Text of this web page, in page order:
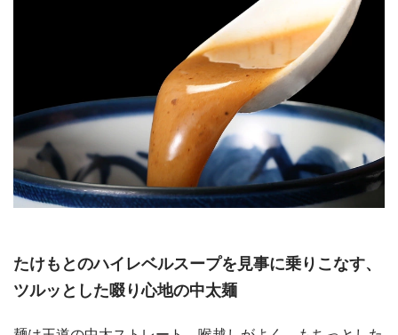
たけもとのハイレベルスープを見事に乗りこなす、
ツルッとした啜り心地の中太麺